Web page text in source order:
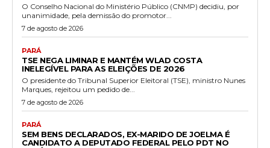
O Conselho Nacional do Ministério Público (CNMP) decidiu, por
unanimidade, pela demissão do promotor...
7 de agosto de 2026
PARÁ
TSE NEGA LIMINAR E MANTÉM WLAD COSTA
INELEGÍVEL PARA AS ELEIÇÕES DE 2026
O presidente do Tribunal Superior Eleitoral (TSE), ministro Nunes
Marques, rejeitou um pedido de...
7 de agosto de 2026
PARÁ
SEM BENS DECLARADOS, EX-MARIDO DE JOELMA É
CANDIDATO A DEPUTADO FEDERAL PELO PDT NO